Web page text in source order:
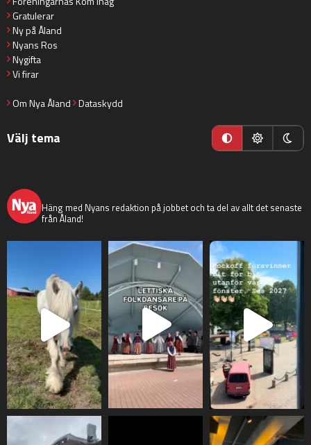
Gratulerar
Ny på Åland
Nyans Ros
Nygifta
Vi firar
Om Nya Åland Dataskydd
Välj tema
Häng med Nyans redaktion på jobbet och ta del av allt det senaste
från Åland!